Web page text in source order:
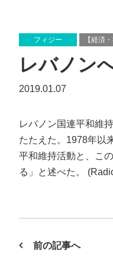
フィジー 【経済
レバノン
2019.01.07
レバノン国連平和維
たたえた。1978年以
平和維持活動と、こ
る」と述べた。
前の記事へ